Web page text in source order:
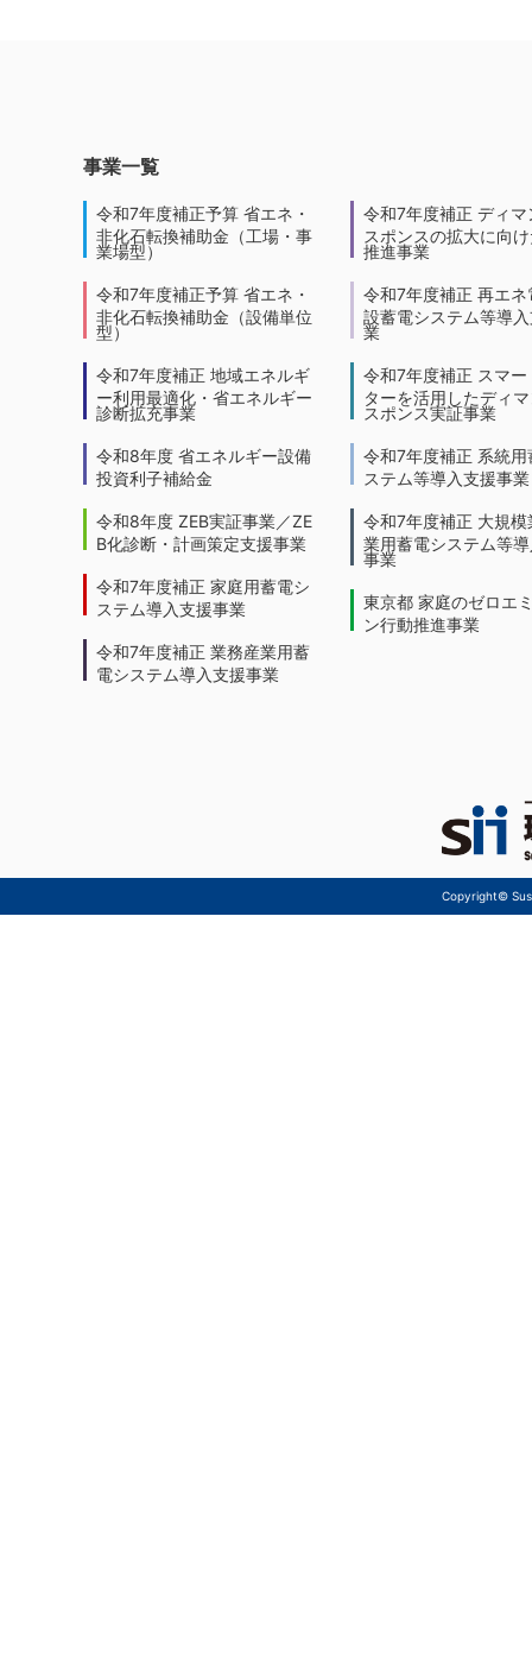
事業一覧
令和7年度補正予算 省エネ・
非化石転換補助金（工場・事
業場型）
令和7年度補正予算 省エネ・
非化石転換補助金（設備単位
型）
令和7年度補正 地域エネルギ
ー利用最適化・省エネルギー
診断拡充事業
令和8年度 省エネルギー設備
投資利子補給金
令和8年度 ZEB実証事業／ZE
B化診断・計画策定支援事業
令和7年度補正 家庭用蓄電シ
ステム導入支援事業
令和7年度補正 業務産業用蓄
電システム導入支援事業
令和7年度補正 ディマ
スポンスの拡大に向
推進事業
令和7年度補正 再エネ
設蓄電システム等導
業
令和7年度補正 スマー
ターを活用したディ
スポンス実証事業
令和7年度補正 系統用
ステム等導入支援事業
令和7年度補正 大規模
業用蓄電システム等
事業
東京都 家庭のゼロエ
ン行動推進事業
Copyright©